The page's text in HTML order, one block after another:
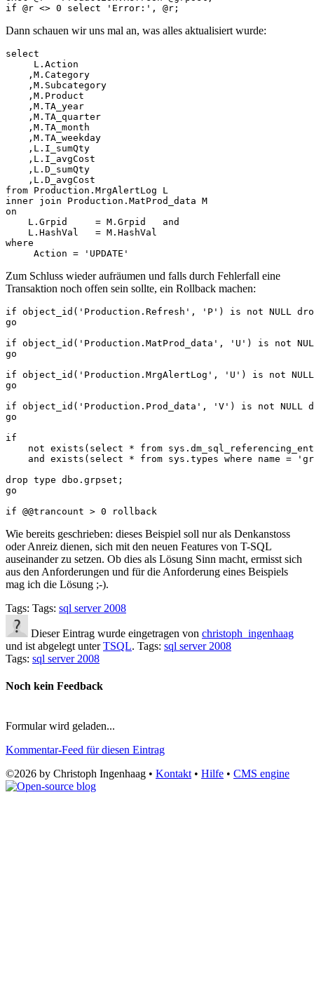
if @r <> 0 select 'Error:', @r;
Dann schauen wir uns mal an, was alles aktualisiert wurde:
select
     L.Action
    ,M.Category
    ,M.Subcategory
    ,M.Product
    ,M.TA_year
    ,M.TA_quarter
    ,M.TA_month
    ,M.TA_weekday
    ,L.I_sumQty
    ,L.I_avgCost
    ,L.D_sumQty
    ,L.D_avgCost
from Production.MrgAlertLog L
inner join Production.MatProd_data M
on
    L.Grpid     = M.Grpid   and
    L.HashVal   = M.HashVal
where
     Action = 'UPDATE'
Zum Schluss wieder aufräumen und falls durch Fehlerfall eine
Transaktion noch offen sein sollte, ein Rollback machen:
if object_id('Production.Refresh', 'P') is not NULL
go
if object_id('Production.MatProd_data', 'U') is not
go
if object_id('Production.MrgAlertLog', 'U') is not
go
if object_id('Production.Prod_data', 'V') is not NULL
go
if
not exists(select * from
and exists(select * from sys.types where name =
drop type dbo.grpset;
go
if @@trancount > 0 rollback
Wie bereits geschrieben: dieses Beispiel soll nur als Denkanstoss
oder Anreiz dienen, sich mit den neuen Features von T-SQL
auseinander zu setzen. Ob dies als Lösung Sinn macht, ermisst sich
aus den Anforderungen und für die Anforderung eines Beispiels
mag ich die Lösung ;-).
Tags: Tags: sql server 2008
Dieser Eintrag wurde eingetragen von christoph_ingenhaag
und ist abgelegt unterTSQL. Tags: sql server 2008
Tags: sql server 2008
Noch kein Feedback
Formular wird geladen...
Kommentar-Feed für diesen Eintrag
©2026 by Christoph Ingenhaag • Kontakt • Hilfe • CMS engine